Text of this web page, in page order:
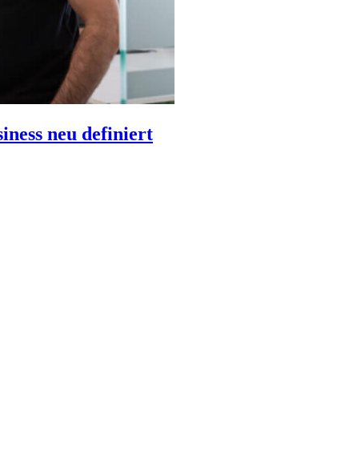
neu definiert